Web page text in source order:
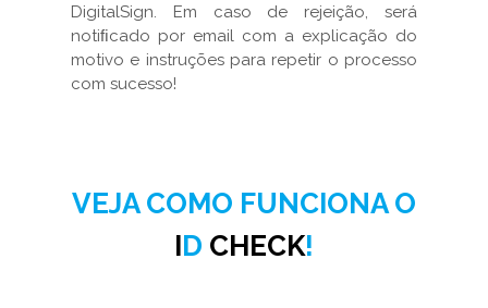
DigitalSign. Em caso de rejeição, será
notiﬁcado por email com a explicação do
motivo e instruções para repetir o processo
com sucesso!
VEJA COMO FUNCIONA O
ID CHECK!